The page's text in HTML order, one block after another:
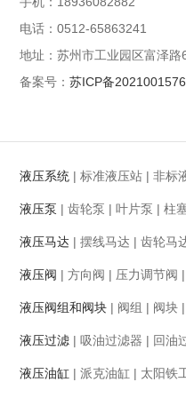
电话：0512-65863241
地址：苏州市工业园区富泽
备案号： 苏ICP备
液压系统 | 标准液压站 | 非标
液压泵 | 齿轮泵 | 叶片泵 | 柱
液压马达 | 摆线马达 | 齿轮马
液压阀 | 方向阀 | 压力调节阀 |
液压阀组和阀块 | 阀组 | 阀块 |
液压过滤 | 吸油过滤器 | 回油
液压油缸 | 派克油缸 | 太阳铁